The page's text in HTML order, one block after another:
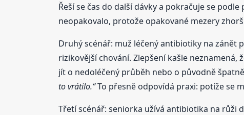
Řeší se čas do další dávky a pokračuje se
neopakovalo, protože opakované mezery
Druhý scénář: muž léčený antibiotiky na zánět
rizikovější chování. Zlepšení kašle
jít o nedoléčený průběh nebo o původně
to vrátilo.“To přesně odpovídá praxi: potíže se
Třetí scénář: seniorka užívá antibiotika na růži